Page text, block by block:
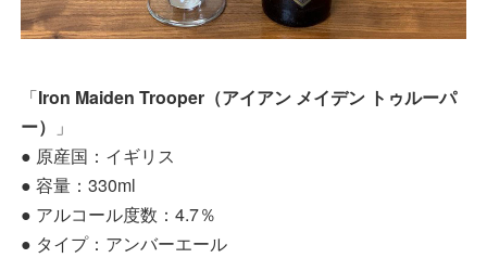
「Iron Maiden Trooper（アイアン メイデン トゥルーパ
ー）
」
● 原産国：イギリス
● 容量：330ml
● アルコール度数：4.7％
● タイプ：アンバーエール